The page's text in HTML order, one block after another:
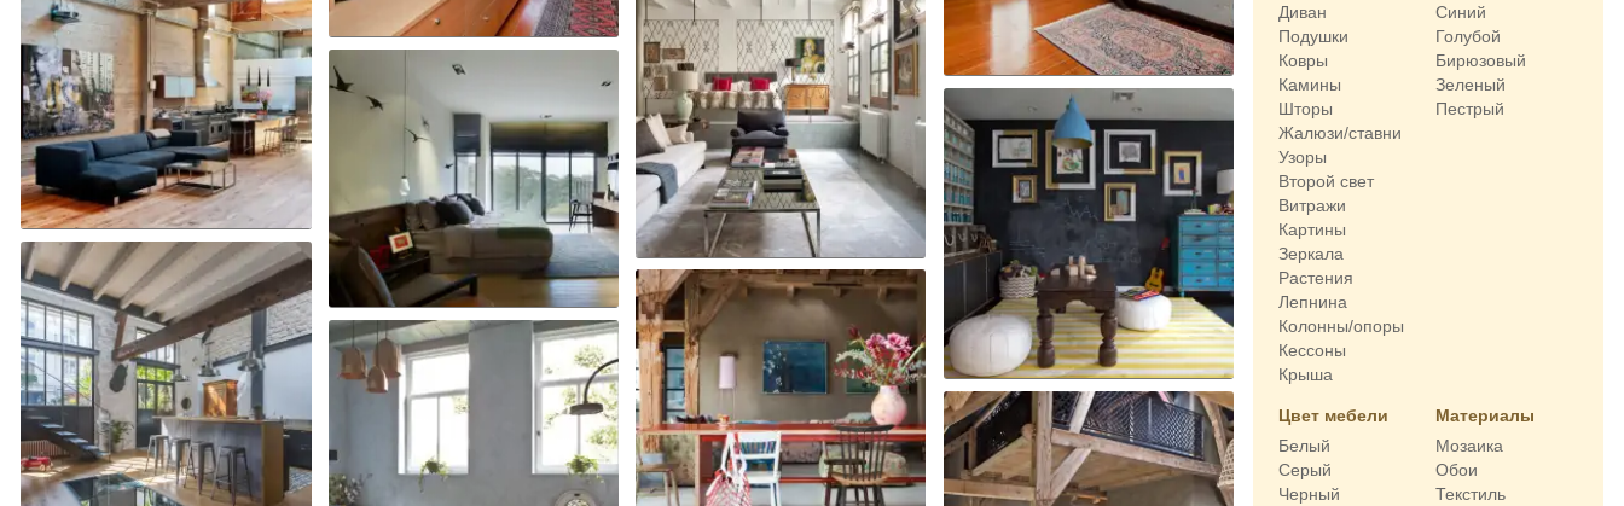
Диван
Подушки
Ковры
Камины
Шторы
Жалюзи/ставни
Узоры
Второй свет
Витражи
Картины
Зеркала
Растения
Лепнина
Колонны/опоры
Кессоны
Крыша
Синий
Голубой
Бирюзовый
Зеленый
Пестрый
Цвет мебели
Белый
Серый
Черный
Материалы
Мозаика
Обои
Текстиль